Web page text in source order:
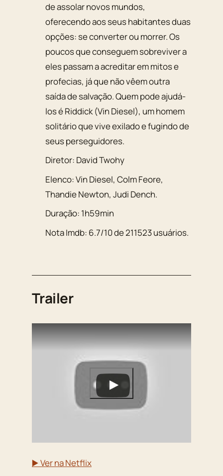
de assolar novos mundos,
oferecendo aos seus habitantes duas
opções: se converter ou morrer. Os
poucos que conseguem sobreviver a
eles passam a acreditar em mitos e
profecias, já que não vêem outra
saída de salvação. Quem pode ajudá-
los é Riddick (Vin Diesel), um homem
solitário que vive exilado e fugindo de
seus perseguidores.
Diretor: David Twohy
Elenco:Vin Diesel,Colm Feore,
Thandie Newton,Judi Dench.
Duração: 1h59min
Nota Imdb: 6.7/10de211523usuários.
Trailer
▶️ Ver na Netflix